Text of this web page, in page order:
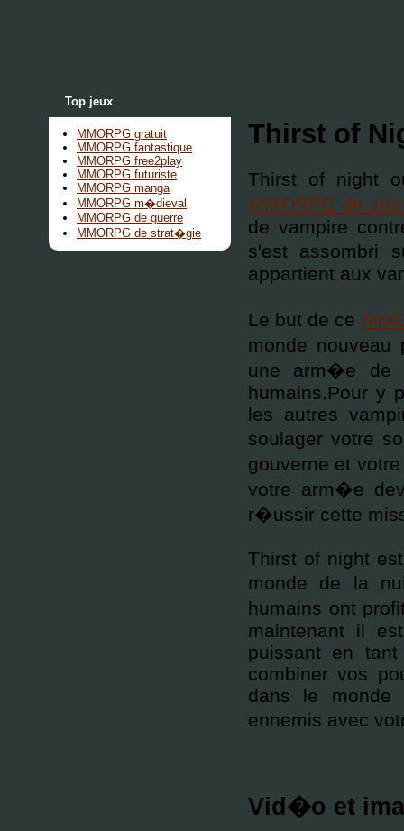
Top jeux
MMORPG gratuit
MMORPG fantastique
MMORPG free2play
MMORPG futuriste
MMORPG manga
MMORPG m�dieval
MMORPG de guerre
MMORPG de strat�gie
Thirst of
Thirst of night
MMORPG de
de vampire
s'est assombri
appartient aux
Le but de ce
monde
une arm�e de
humains.Pour y
les autres
soulager votre
gouverne et
votre arm�e
r�ussir cette
Thirst of night
monde de la
humains ont
maintenant il
puissant en
combiner vos
dans le monde
ennemis avec
Vid�o et